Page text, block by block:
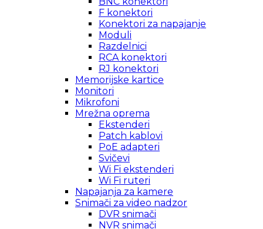
F konektori
Konektori za napajanje
Moduli
Razdelnici
RCA konektori
RJ konektori
Memorijske kartice
Monitori
Mikrofoni
Mrežna oprema
Ekstenderi
Patch kablovi
PoE adapteri
Svičevi
Wi Fi ekstenderi
Wi Fi ruteri
Napajanja za kamere
Snimači za video nadzor
DVR snimači
NVR snimači